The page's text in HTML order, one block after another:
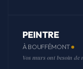
PEINTRE
À BOUFFÉMONT
Vos murs ont besoin de